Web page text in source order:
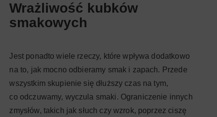
Wrażliwość kubków
smakowych
Jest ponadto wiele rzeczy, które wpływa dodatkowo
na to, jak mocno odbieramy smak i zapach. Przede
wszystkim skupienie się dłuższy czas na tym,
co odczuwamy, wyczula smaki. Ograniczenie innych
zmysłów, takich jak słuch czy wzrok, poprzez ciszę